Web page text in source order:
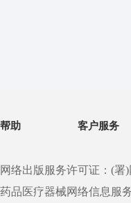
帮助 客户服务
网络出版服务许可证：(署
药品医疗器械网络信息服